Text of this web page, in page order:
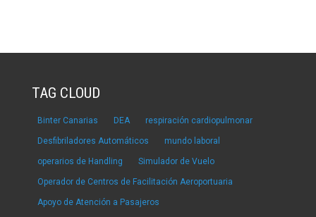
TAG CLOUD
Binter Canarias DEA respiración cardiopulmonar
Desfibriladores Automáticos mundo laboral
operarios de Handling Simulador de Vuelo
Operador de Centros de Facilitación Aeroportuaria
Apoyo de Atención a Pasajeros